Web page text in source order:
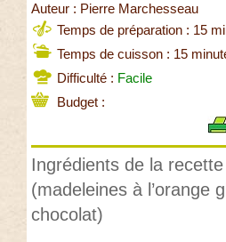
Auteur : Pierre Marchesseau
Temps de préparation : 15
Temps de cuisson : 15
Difficulté : Facile
Budget :
Ingrédients de la
(madeleines à l’orange
chocolat)